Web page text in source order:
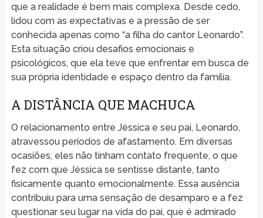
que a realidade é bem mais complexa. Desde cedo,
lidou com as expectativas e a pressão de ser
conhecida apenas como “a filha do cantor Leonardo”.
Esta situação criou desafios emocionais e
psicológicos, que ela teve que enfrentar em busca de
sua própria identidade e espaço dentro da família.
A DISTÂNCIA QUE MACHUCA
O relacionamento entre Jéssica e seu pai, Leonardo,
atravessou períodos de afastamento. Em diversas
ocasiões, eles não tinham contato frequente, o que
fez com que Jéssica se sentisse distante, tanto
fisicamente quanto emocionalmente. Essa ausência
contribuiu para uma sensação de desamparo e a fez
questionar seu lugar na vida do pai, que é admirado